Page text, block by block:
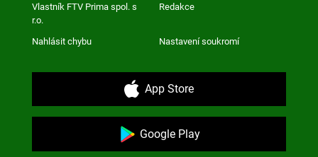
Vlastník FTV Prima spol. s
r.o.
Redakce
Nahlásit chybu Nastavení soukromí
App Store
Google Play